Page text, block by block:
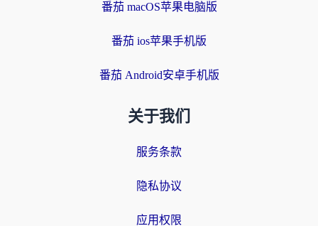
番茄 macOS苹果电脑版
番茄 ios苹果手机版
番茄 Android安卓手机版
关于我们
服务条款
隐私协议
应用权限